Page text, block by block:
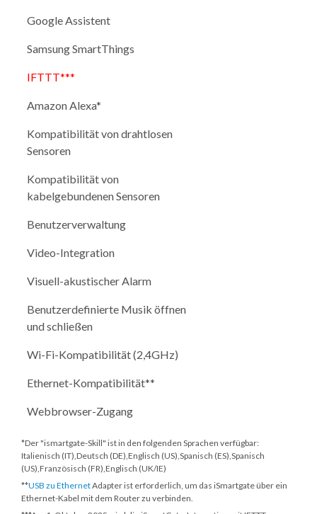
Google Assistent
Samsung SmartThings
IFTTT***
Amazon Alexa*
Kompatibilität von drahtlosen
Sensoren
Kompatibilität von
kabelgebundenen Sensoren
Benutzerverwaltung
Video-Integration
Visuell-akustischer Alarm
Benutzerdefinierte Musik öffnen
und schließen
Wi-Fi-Kompatibilität (2,4GHz)
Ethernet-Kompatibilität**
Webbrowser-Zugang
*Der "ismartgate-Skill" ist in den folgenden Sprachen verfügbar:
Italienisch (IT),Deutsch (DE),Englisch (US),Spanisch (ES),Spanisch
(US),Französisch (FR),Englisch (UK/IE)
**USB zu EthernetAdapter ist erforderlich, um das iSmartgate über ein
Ethernet-Kabel mit dem Router zu verbinden.